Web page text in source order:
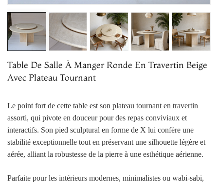
Table De Salle À Manger Ronde En Travertin Beige
Avec Plateau Tournant
Le point fort de cette table est son plateau tournant en travertin
assorti, qui pivote en douceur pour des repas conviviaux et
interactifs. Son pied sculptural en forme de X lui confère une
stabilité exceptionnelle tout en préservant une silhouette légère et
aérée, alliant la robustesse de la pierre à une esthétique aérienne.
Parfaite pour les intérieurs modernes, minimalistes ou wabi-sabi,